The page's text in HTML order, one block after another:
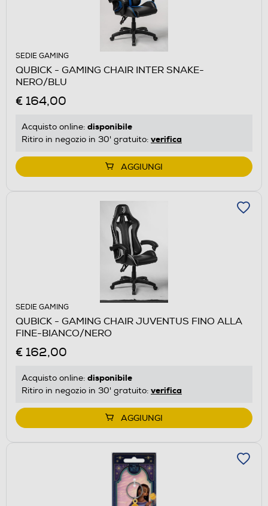
SEDIE GAMING
QUBICK - GAMING CHAIR INTER SNAKE-
NERO/BLU
€ 164,00
Acquisto online: disponibile
Ritiro in negozio in 30' gratuito: verifica
AGGIUNGI
SEDIE GAMING
QUBICK - GAMING CHAIR JUVENTUS FINO ALLA
FINE-BIANCO/NERO
€ 162,00
Acquisto online: disponibile
Ritiro in negozio in 30' gratuito: verifica
AGGIUNGI